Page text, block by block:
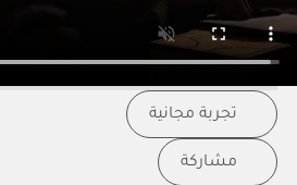
تجربة مجانية
مشاركة